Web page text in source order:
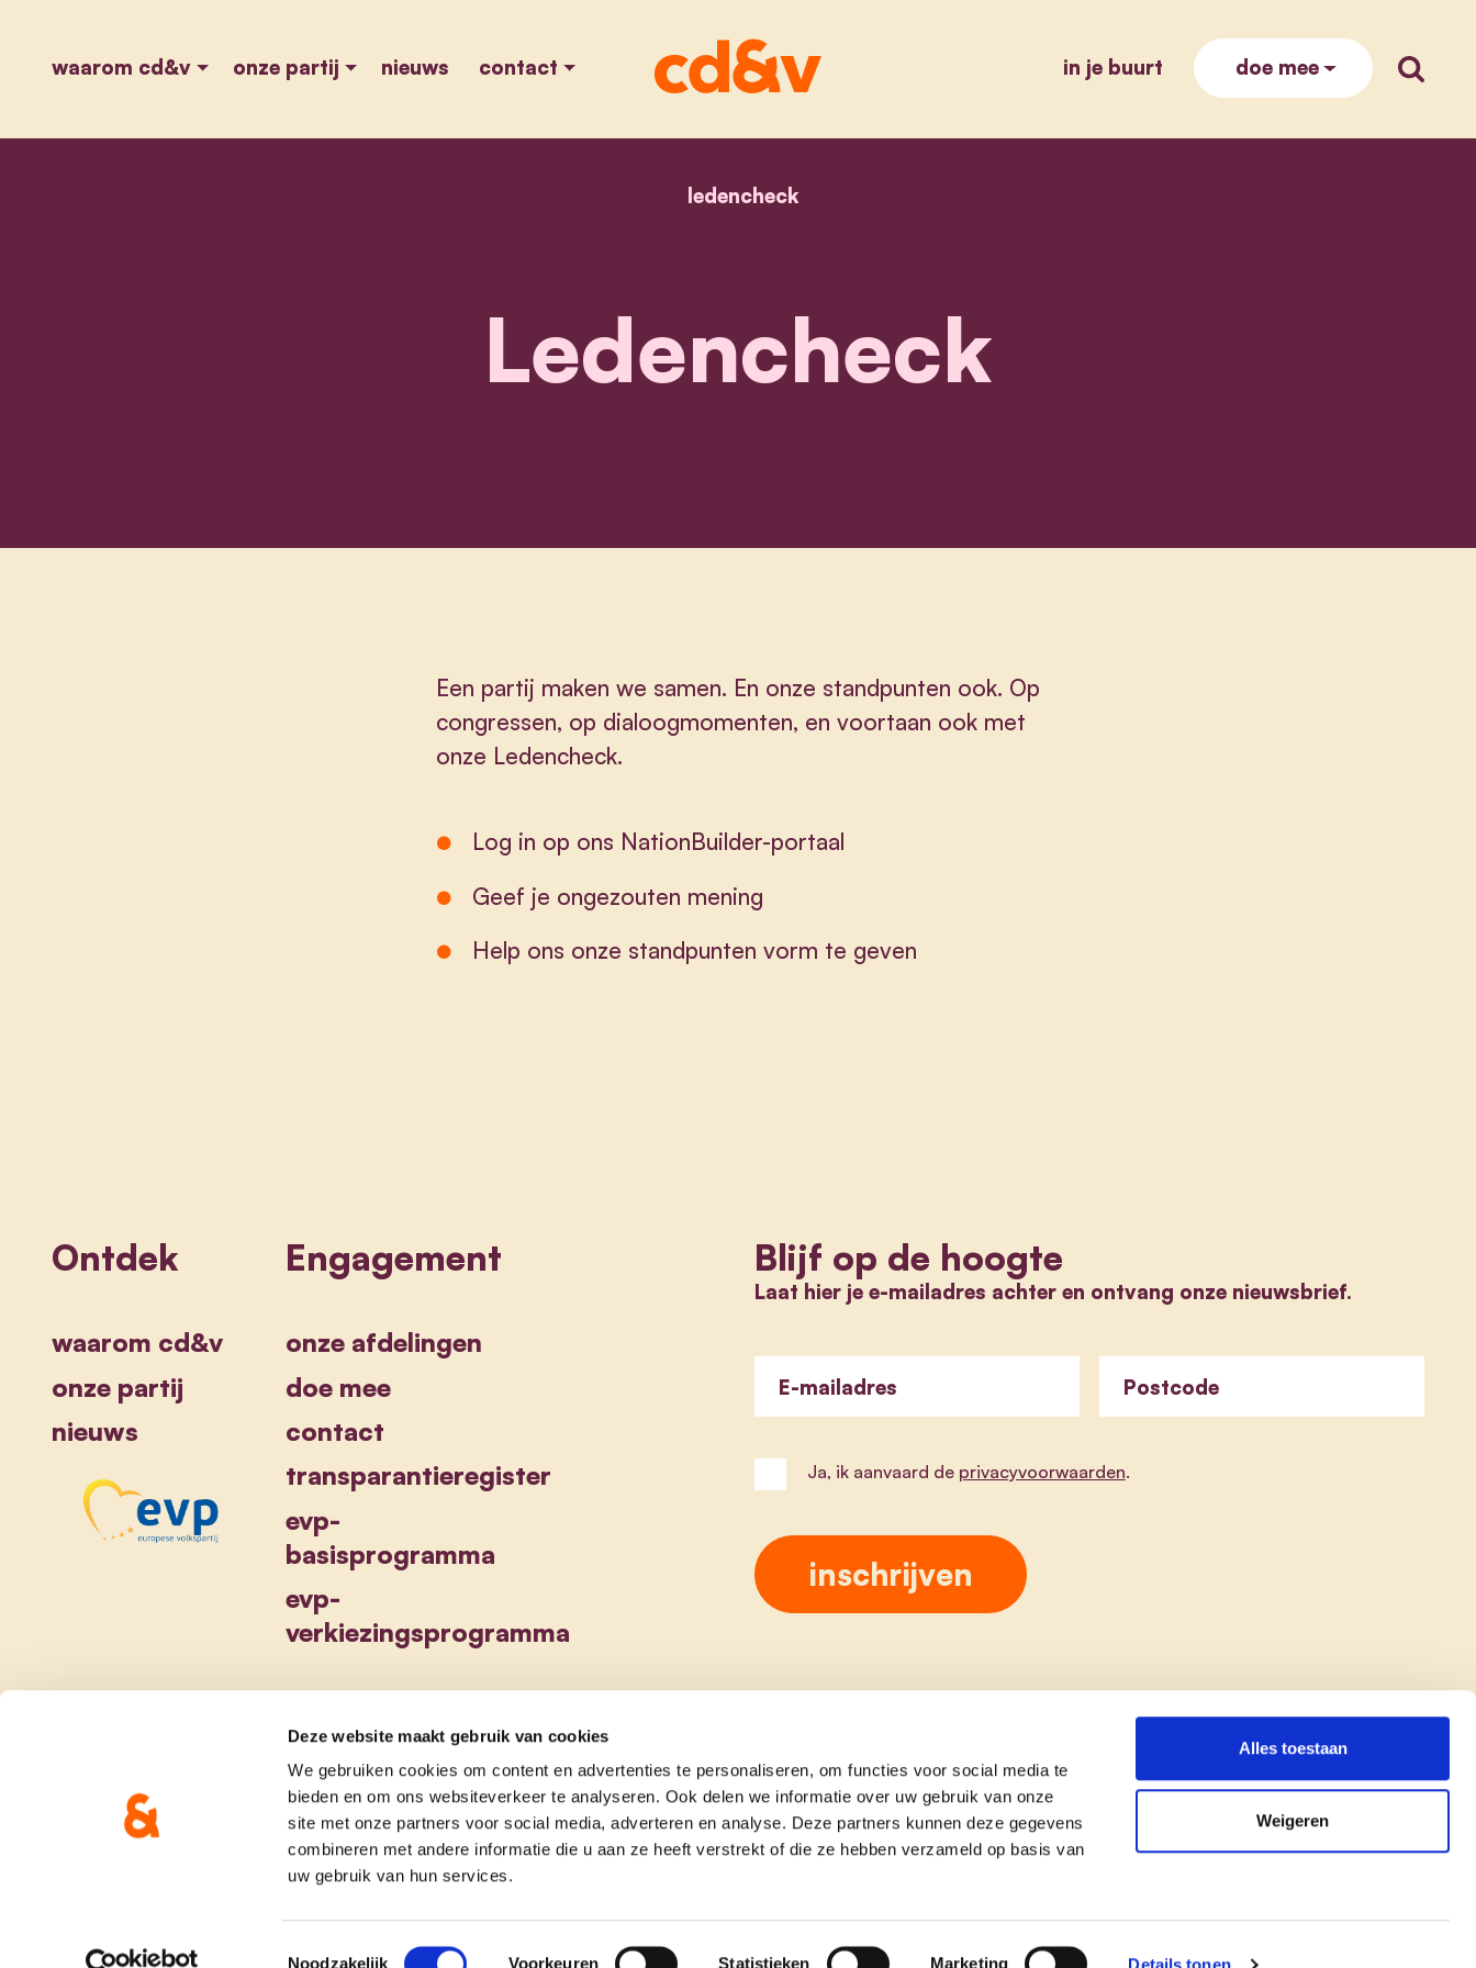
Deze website maakt gebruik van cookies
We gebruiken cookies om content en advertenties te personaliseren, om functies voor social media te
bieden en om ons websiteverkeer te analyseren. Ook delen we informatie over uw gebruik van onze
site met onze partners voor social media, adverteren en analyse. Deze partners kunnen deze gegevens
combineren met andere informatie die u aan ze heeft verstrekt of die ze hebben verzameld op basis van
uw gebruik van hun services.
Toestemmingsselectie
Noodzakelijk Voorkeuren Statistieken Marketing Details tonen
Alles toestaan
Weigeren
waarom cd&v onze partij nieuws contact in je buurt doe mee zoek
home
ledencheckledencheck
Ledencheck
Een partij maken we samen. En onze standpunten ook. Op
congressen, op dialoogmomenten, en voortaan ook met
onze Ledencheck.
Log in op ons NationBuilder-portaal
Geef je ongezouten mening
Help ons onze standpunten vorm te geven
Ontdek
waarom cd&v
onze partij
nieuws
Engagement
onze afdelingen
doe mee
contact
transparantieregister
evp-
basisprogramma
evp-
verkiezingsprogramma
Blijf op de hoogte
Laat hier je e-mailadres achter en ontvang onze nieuwsbrief.
E-mailadres Postcode
Ja, ik aanvaard de privacyvoorwaarden.